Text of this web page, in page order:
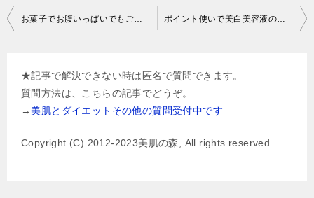
投
お菓子でお腹いっぱいでもご飯は食べるべきですか？ ポイント使いで美白美容液のおすすめは？
★記事で解決できない時は匿名で質問できます。
質問方法は、こちらの記事でどうぞ。
→ 美肌とダイエットその他の質問受付中です
Copyright (C) 2012-2023美肌の森, All rights reserved